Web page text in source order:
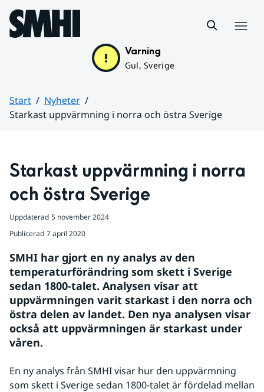
Hoppa till sidans innehåll
Varning
Gul, Sverige
Start
Nyheter
Starkast uppvärmning i norra och östra Sverige
Starkast uppvärmning i norra
och östra Sverige
Uppdaterad 5 november 2024
Publicerad 7 april 2020
SMHI har gjort en ny analys av den
temperaturförändring som skett i Sverige
sedan 1800-talet. Analysen visar att
uppvärmningen varit starkast i den norra och
östra delen av landet. Den nya analysen visar
också att uppvärmningen är starkast under
våren.
En ny analys från SMHI visar hur den uppvärmning
som skett i Sverige sedan 1800-talet är fördelad mellan